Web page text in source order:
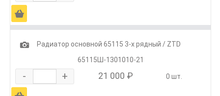
Ä
1
Радиатор основной 65115 3-х рядный / ZTD
65115Ш-1301010-21
- + 21 000 ₽ 0 шт.